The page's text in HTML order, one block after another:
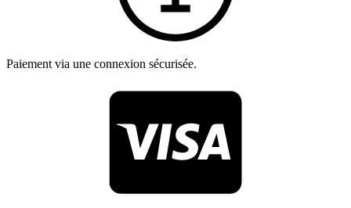
Paiement via une connexion sécurisée.